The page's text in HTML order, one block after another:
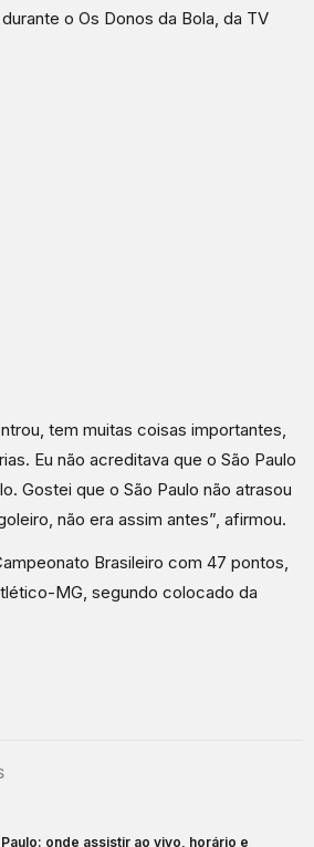
o Os Donos da Bola, da TV
tem muitas coisas importantes,
Eu não acreditava que o São Paulo
Gostei que o São Paulo não atrasou
não era assim antes”, afirmou.
Brasileiro com 47 pontos,
MG, segundo colocado da
onde assistir ao vivo, horário e